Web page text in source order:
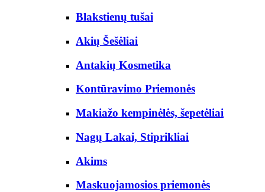
Blakstienų tušai
Akių Šešėliai
Antakių Kosmetika
Kontūravimo Priemonės
Makiažo kempinėlės, šepetėliai
Nagų Lakai, Stiprikliai
Akims
Maskuojamosios priemonės